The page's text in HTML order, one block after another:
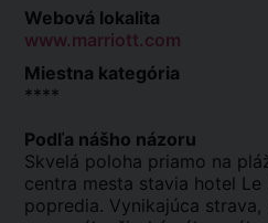
Webová lokalita
www.marriott.com
Miestna kategória
****
Podľa nášho názoru
Skvelá poloha priamo na
centra mesta stavia hotel
popredia. Vynikajúca